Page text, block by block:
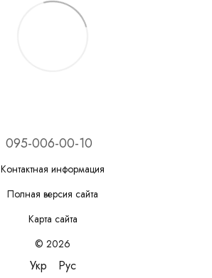
095-006-00-10
Контактная информация
Полная версия сайта
Карта сайта
© 2026
Укр Рус